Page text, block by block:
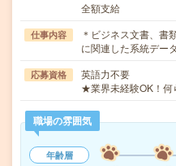
全額支給
仕事内容
＊ビジネス文書、書
に関連した系統デー
応募資格
英語力不要
★業界未経験OK！何
職場の雰囲気
年齢層